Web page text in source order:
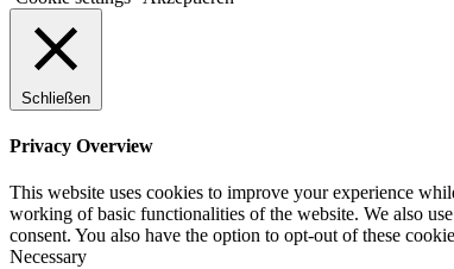
Schließen
Privacy Overview
This website uses cookies to improve your experience
working of basic functionalities of the website. We also
consent. You also have the option to opt-out of these
Necessary